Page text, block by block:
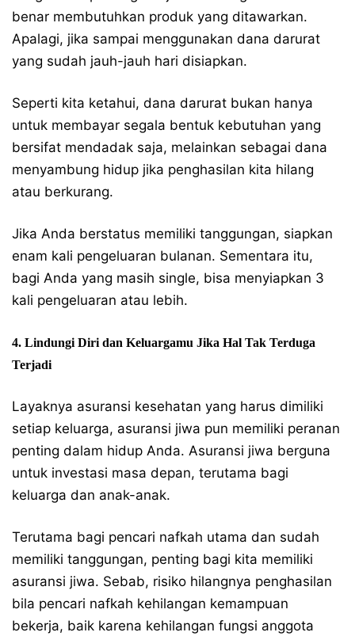
benar membutuhkan produk yang ditawarkan.
Apalagi, jika sampai menggunakan dana darurat
yang sudah jauh-jauh hari disiapkan.
Seperti kita ketahui, dana darurat bukan hanya
untuk membayar segala bentuk kebutuhan yang
bersifat mendadak saja, melainkan sebagai dana
menyambung hidup jika penghasilan kita hilang
atau berkurang.
Jika Anda berstatus memiliki tanggungan, siapkan
enam kali pengeluaran bulanan. Sementara itu,
bagi Anda yang masih single, bisa menyiapkan 3
kali pengeluaran atau lebih.
4. Lindungi Diri dan Keluargamu Jika Hal Tak Terduga
Terjadi
Layaknya asuransi kesehatan yang harus dimiliki
setiap keluarga, asuransi jiwa pun memiliki peranan
penting dalam hidup Anda. Asuransi jiwa berguna
untuk investasi masa depan, terutama bagi
keluarga dan anak-anak.
Terutama bagi pencari nafkah utama dan sudah
memiliki tanggungan, penting bagi kita memiliki
asuransi jiwa. Sebab, risiko hilangnya penghasilan
bila pencari nafkah kehilangan kemampuan
bekerja, baik karena kehilangan fungsi anggota